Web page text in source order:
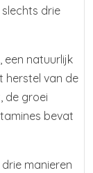
drie
een natuurlijk
herstel van de
de groei
bevat
manieren